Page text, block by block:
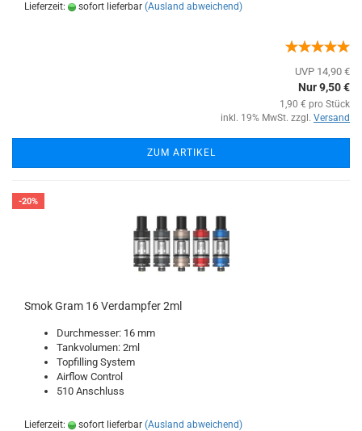
Lieferzeit: sofort lieferbar (Ausland abweichend)
UVP 14,90 €
Nur 9,50 €
1,90 € pro Stück
inkl. 19% MwSt. zzgl. Versand
ZUM ARTIKEL
-20%
Smok Gram 16 Verdampfer 2ml
Durchmesser: 16 mm
Tankvolumen: 2ml
Topfilling System
Airflow Control
510 Anschluss
Lieferzeit: sofort lieferbar (Ausland abweichend)